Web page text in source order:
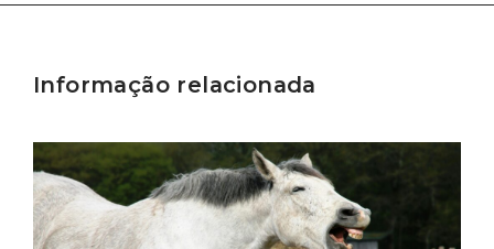
Informação relacionada